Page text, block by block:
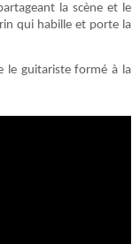
la scène et le
qui habille et porte la
le guitariste formé à la